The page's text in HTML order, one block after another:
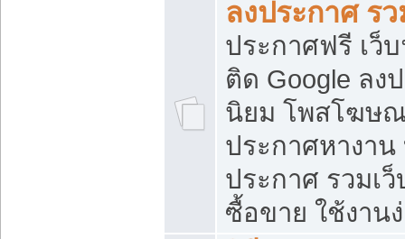
ลงประกาศ ร
ประกาศฟรี เว็
ติด Google ลง
นิยม โพสโฆษ
ประกาศหางาน
ประกาศ รวมเ
ซื้อขาย ใช้งาน